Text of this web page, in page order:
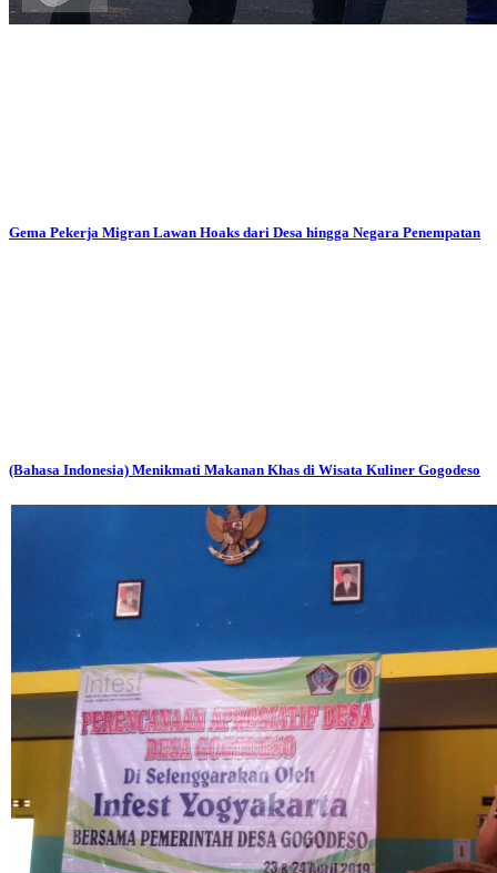
Gema Pekerja Migran Lawan Hoaks dari Desa hingga Negara Penempatan
(Bahasa Indonesia) Menikmati Makanan Khas di Wisata Kuliner Gogodeso